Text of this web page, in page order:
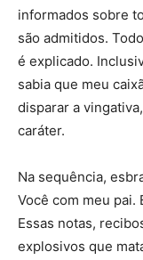
informados sobre
são admitidos.
é explicado.
sabia que meu
disparar a
caráter.
Na sequência,
Você com meu pai.
Essas notas,
explosivos que